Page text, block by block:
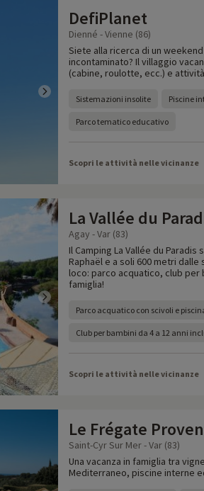
DefiPlanet
Dienné - Vienne (86)
Siete alla ricerca di un
incontaminato? Il villaggio
(cabine, roulotte, ecc.) e
Sistemazioni insolite Piscine
Parco tematico educativo
Scopri le attività nelle vicinanze
La Vallée du
Agay - Var (83)
Il Camping La Vallée du
Raphaël e a soli 600 metri
loco: parco acquatico, club per
famiglia!
Parco acquatico con scivoli e
Club per bambini da 4 a 12 anni
Scopri le attività nelle vicinanze
Le Frégate
Saint-Cyr Sur Mer - Var (83)
Una vacanza in famiglia tra
Mediterraneo, piscine interne